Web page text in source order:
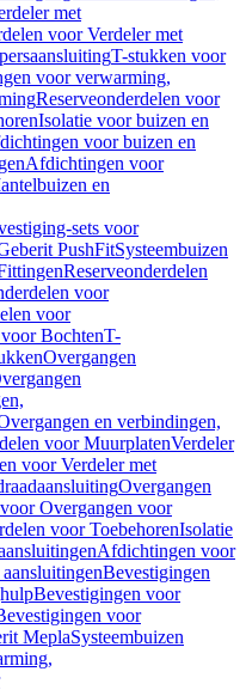
met
voor Verdeler met
T-stukken voor
voor verwarming,
Reserveonderdelen voor
Isolatie voor buizen en
voor buizen en
Afdichtingen voor
en
sets voor
PushFitSysteembuizen
Reserveonderdelen
voor
voor
BochtenT-
Overgangen
en verbindingen,
voor MuurplatenVerdeler
voor Verdeler met
Overgangen
Overgangen voor
voor ToebehorenIsolatie
Afdichtingen voor
Bevestigingen
Bevestigingen voor
voor
MeplaSysteembuizen